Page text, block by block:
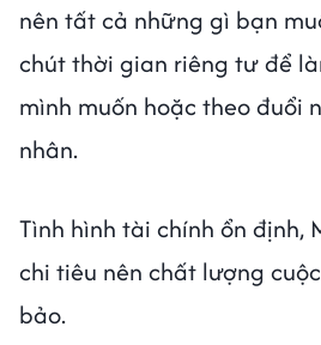
nên tất cả những gì bạn
chút thời gian riêng tư để
mình muốn hoặc theo đuổi
nhân.
Tình hình tài chính ổn định,
chi tiêu nên chất lượng
bảo.